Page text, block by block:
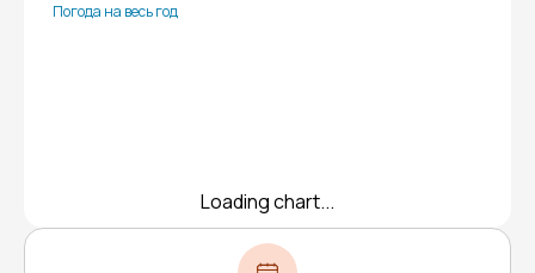
Погода на весь год
Loading chart...